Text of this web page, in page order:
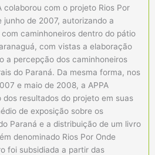
colaborou com o projeto Rios Por
junho de 2007, autorizando a
caminhoneiros dentro do pátio
com vistas a elaboração
a percepção dos caminhoneiros
do Paraná. Da mesma forma, nos
e maio de 2008, a APPA
resultados do projeto em suas
de exposição sobre os
Paraná e a distribuição de um livro
denominado Rios Por Onde
foi subsidiada a partir das